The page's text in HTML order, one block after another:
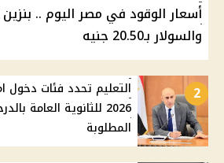
والسولار بـ20.50 جنيه
2
التعليم تحدد فئات دخول
2026 للثانوية العامة
المطلوبة